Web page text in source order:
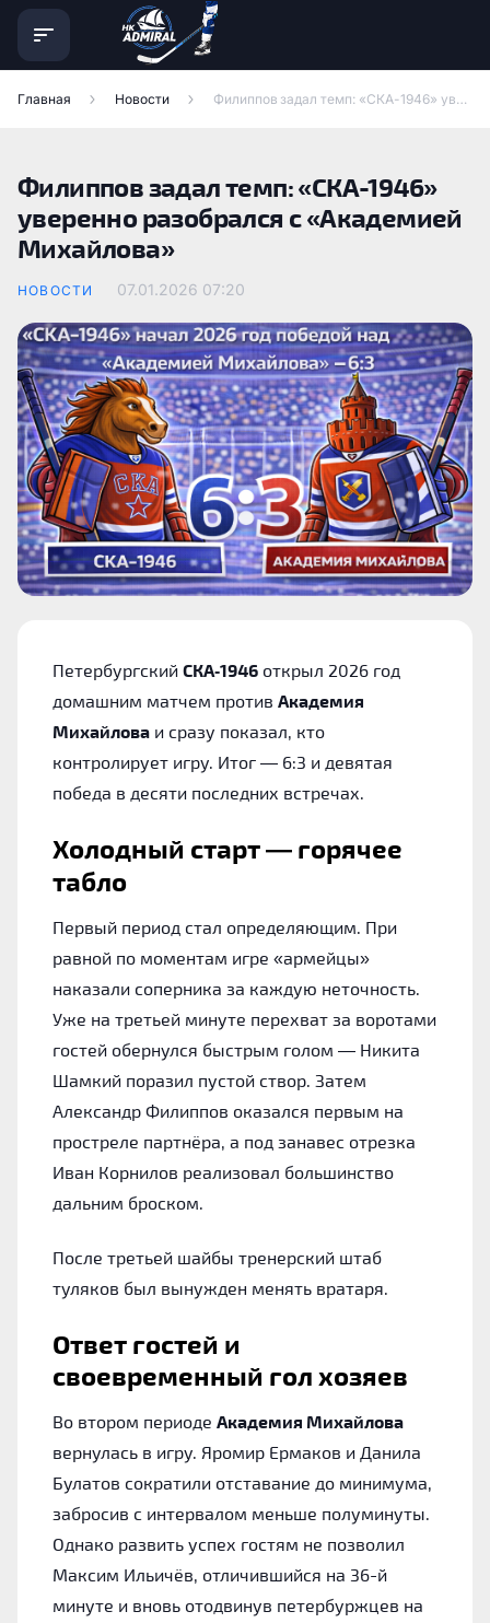
Главная Новости Филиппов задал темп: «СКА-1946» уверенно разобрался с «Академией Михайлова»
Филиппов задал темп: «СКА-1946»
уверенно разобрался с «Академией
Михайлова»
НОВОСТИ 07.01.2026 07:20
Петербургский СКА‑1946 открыл 2026 год
домашним матчем против Академия
Михайлова и сразу показал, кто
контролирует игру. Итог — 6:3 и девятая
победа в десяти последних встречах.
Холодный старт — горячее
табло
Первый период стал определяющим. При
равной по моментам игре «армейцы»
наказали соперника за каждую неточность.
Уже на третьей минуте перехват за воротами
гостей обернулся быстрым голом — Никита
Шамкий поразил пустой створ. Затем
Александр Филиппов оказался первым на
простреле партнёра, а под занавес отрезка
Иван Корнилов реализовал большинство
дальним броском.
После третьей шайбы тренерский штаб
туляков был вынужден менять вратаря.
Ответ гостей и
своевременный гол хозяев
Во втором периоде Академия Михайлова
вернулась в игру. Яромир Ермаков и Данила
Булатов сократили отставание до минимума,
забросив с интервалом меньше полуминуты.
Однако развить успех гостям не позволил
Максим Ильичёв, отличившийся на 36-й
минуте и вновь отодвинув петербуржцев на